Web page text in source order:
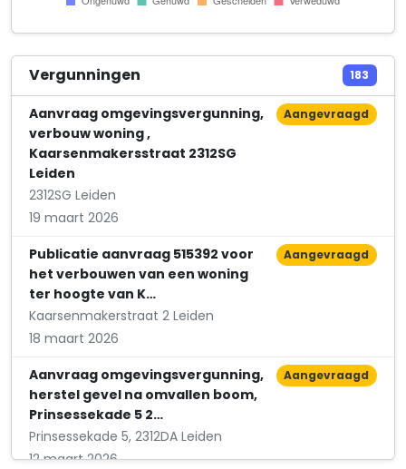
De Vergulde Kruik
Haarlemmerstraat 22
drij. Labor Vincit, msp.
Nieuwe Rijn 83
Vergunningen 183
Aanvraag omgevingsvergunning,
verbouw woning ,
Kaarsenmakersstraat 2312SG
Leiden
2312SG Leiden
Aangevraagd
19 maart 2026
Publicatie aanvraag 515392 voor
het verbouwen van een woning
ter hoogte van K…
Kaarsenmakerstraat 2 Leiden
Aangevraagd
18 maart 2026
Aanvraag omgevingsvergunning,
herstel gevel na omvallen boom,
Prinsessekade 5 2…
Prinsessekade 5, 2312DA Leiden
Aangevraagd
12 maart 2026